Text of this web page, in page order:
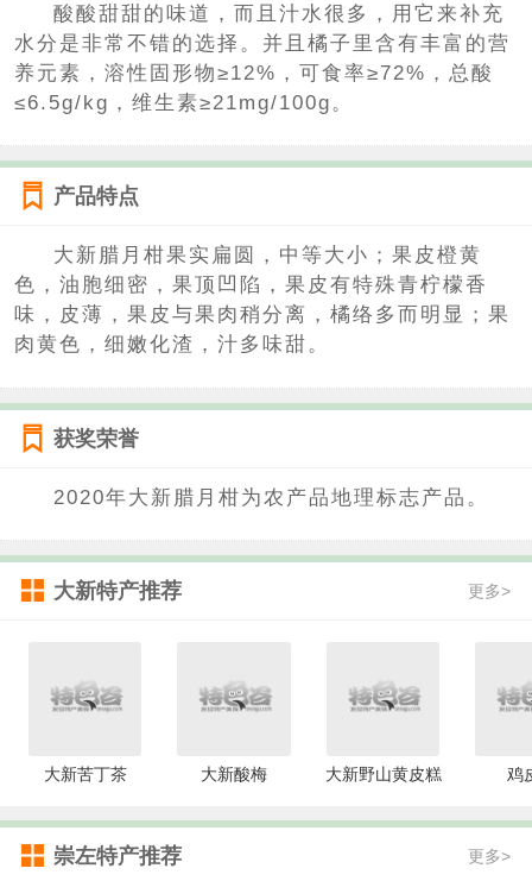
酸酸甜甜的味道，而且汁水很多，用它来补充
水分是非常不错的选择。并且橘子里含有丰富的营
养元素，溶性固形物≥12%，可食率≥72%，总酸
≤6.5g/kg，维生素≥21mg/100g。
产品特点
大新腊月柑果实扁圆，中等大小；果皮橙黄
色，油胞细密，果顶凹陷，果皮有特殊青柠檬香
味，皮薄，果皮与果肉稍分离，橘络多而明显；果
肉黄色，细嫩化渣，汁多味甜。
获奖荣誉
2020年大新腊月柑为农产品地理标志产品。
大新特产推荐 更多>
大新苦丁茶 大新酸梅 大新野山黄皮糕 鸡
崇左特产推荐 更多>